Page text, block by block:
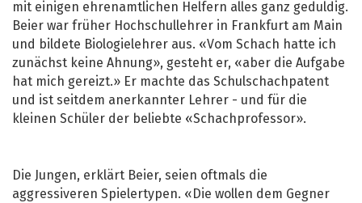
mit einigen ehrenamtlichen Helfern alles ganz geduldig.
Beier war früher Hochschullehrer in Frankfurt am Main
und bildete Biologielehrer aus. «Vom Schach hatte ich
zunächst keine Ahnung», gesteht er, «aber die Aufgabe
hat mich gereizt.» Er machte das Schulschachpatent
und ist seitdem anerkannter Lehrer - und für die
kleinen Schüler der beliebte «Schachprofessor».
Die Jungen, erklärt Beier, seien oftmals die
aggressiveren Spielertypen. «Die wollen dem Gegner